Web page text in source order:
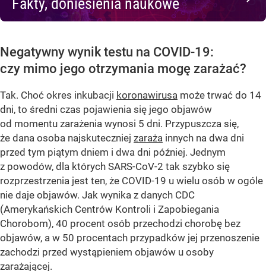
Negatywny wynik testu na COVID-19:
czy mimo jego otrzymania mogę zarażać?
Tak. Choć okres inkubacji koronawirusa może trwać do 14
dni, to średni czas pojawienia się jego objawów
od momentu zarażenia wynosi 5 dni. Przypuszcza się,
że dana osoba najskuteczniej zaraża innych na dwa dni
przed tym piątym dniem i dwa dni później. Jednym
z powodów, dla których SARS-CoV-2 tak szybko się
rozprzestrzenia jest ten, że COVID-19 u wielu osób w ogóle
nie daje objawów. Jak wynika z danych CDC
(Amerykańskich Centrów Kontroli i Zapobiegania
Chorobom), 40 procent osób przechodzi chorobę bez
objawów, a w 50 procentach przypadków jej przenoszenie
zachodzi przed wystąpieniem objawów u osoby
zarażającej.